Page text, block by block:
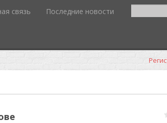
связь Последние новости